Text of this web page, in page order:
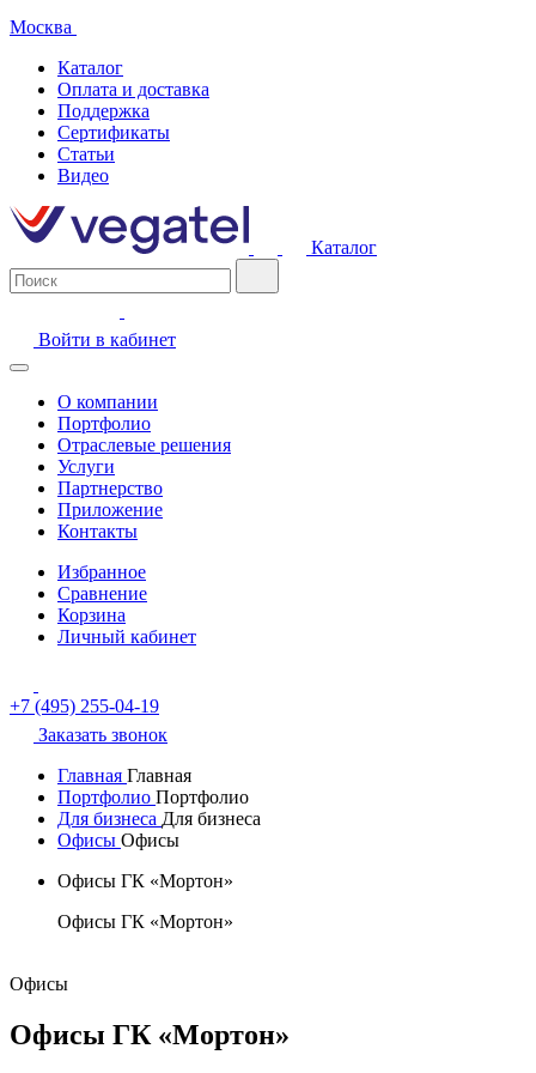
Москва
Каталог
Оплата и доставка
Поддержка
Сертификаты
Статьи
Видео
Каталог
Войти в кабинет
О компании
Портфолио
Отраслевые решения
Услуги
Партнерство
Приложение
Контакты
Избранное
Сравнение
Корзина
Личный кабинет
+7 (495) 255-04-19
Заказать звонок
Главная Главная
Портфолио Портфолио
Для бизнеса Для бизнеса
Офисы Офисы
Офисы ГК «Мортон»
Офисы ГК «Мортон»
Офисы
Офисы ГК «Мортон»